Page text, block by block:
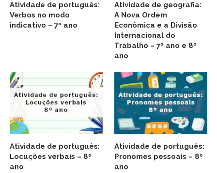
Atividade de português:
Verbos no modo
indicativo – 7º ano
Atividade de geografia:
A Nova Ordem
Econômica e a Divisão
Internacional do
Trabalho – 7º ano e 8º
ano
Atividade de português:
Locuções verbais – 8º
ano
Atividade de português:
Pronomes pessoais – 8º
ano